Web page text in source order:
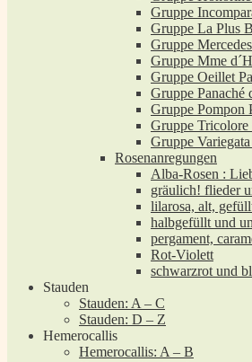
Gruppe
Gruppe La Plus
Gruppe Mercedes
Gruppe Mme
Gruppe Oeillet
Gruppe Panaché
Gruppe Pompon
Gruppe Tricolore
Gruppe
Rosenanregungen
Alba-Rosen :
gräulich! flieder
lilarosa, alt,
halbgefüllt und
pergament,
Rot-Violett
schwarzrot und
Stauden
Stauden: A – C
Stauden: D – Z
Hemerocallis
Hemerocallis: A – B